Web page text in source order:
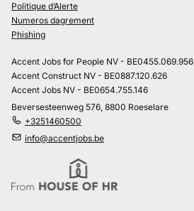
Politique d’Alerte
Numeros dagrement
Phishing
Accent Jobs for People NV - BE0455.069.956
Accent Construct NV - BE0887.120.626
Accent Jobs NV - BE0654.755.146
Beversesteenweg 576, 8800 Roeselare
+3251460500
info@accentjobs.be